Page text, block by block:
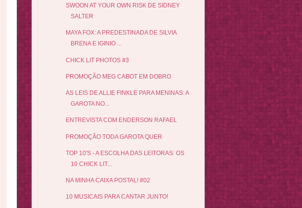
SWOON AT YOUR OWN RISK DE SIDNEY
SALTER
MAYA FOX: A PREDESTINADA DE SILVIA
BRENA E IGINIO ...
CHICK LIT PHOTOS #3
PROMOÇÃO MEG CABOT EM DOBRO
AS LEIS DE ALLIE FINKLE PARA MENINAS: A
GAROTA NO...
ENTREVISTA COM ENDERSON RAFAEL
PROMOÇÃO TODA GAROTA QUER
TOP 10'S - A ESCOLHA DAS LEITORAS: OS
10 CHICK LIT...
NA MINHA CAIXA POSTAL! #02
10 MUSICAIS PARA CANTAR JUNTO!